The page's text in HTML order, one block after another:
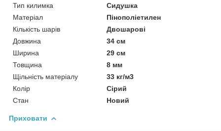
Тип килимка
Сидушка
Матеріал
Пінополіетилен
Кількість шарів
Двошарові
Довжина
34 см
Ширина
29 см
Товщина
8 мм
Щільність матеріалу
33 кг/м3
Колір
Сірий
Стан
Новий
Приховати